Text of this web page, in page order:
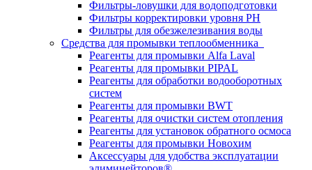
Фильтры-ловушки для водоподготовки
Фильтры корректировки уровня PH
Фильтры для обезжелезивания воды
Средства для промывки теплообменника
Реагенты для промывки Alfa Laval
Реагенты для промывки PIPAL
Реагенты для обработки водооборотных
систем
Реагенты для промывки BWT
Реагенты для очистки систем отопления
Реагенты для установок обратного осмоса
Реагенты для промывки Новохим
Аксессуары для удобства эксплуатации